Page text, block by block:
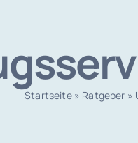
Startseite» Ratgeber »